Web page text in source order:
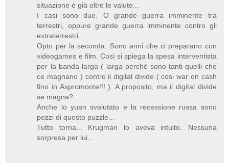
situazione è già oltre le valute...
I casi sono due. O grande guerra imminente tra
terrestri, oppure grande guerra imminente contro gli
extraterrestri.
Opto per la seconda. Sono anni che ci preparano con
videogames e film. Così si spiega la spesa interventista
per la banda larga ( larga perché sono tanti quelli che
ce magnano ) contro il digital divide ( cosi war on cash
fino in Aspromonte!!! ). A proposito, ma il digital divide
se magna?
Anche lo yuan svalutato e la recessione russa sono
pezzi di questo puzzle...
Tutto torna... Krugman lo aveva intuito. Nessuna
sorpresa per lui...